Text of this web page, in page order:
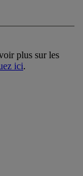
plus sur les
ici.